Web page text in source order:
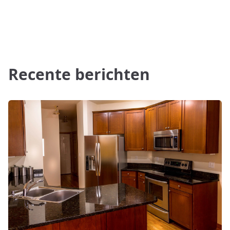
Recente berichten